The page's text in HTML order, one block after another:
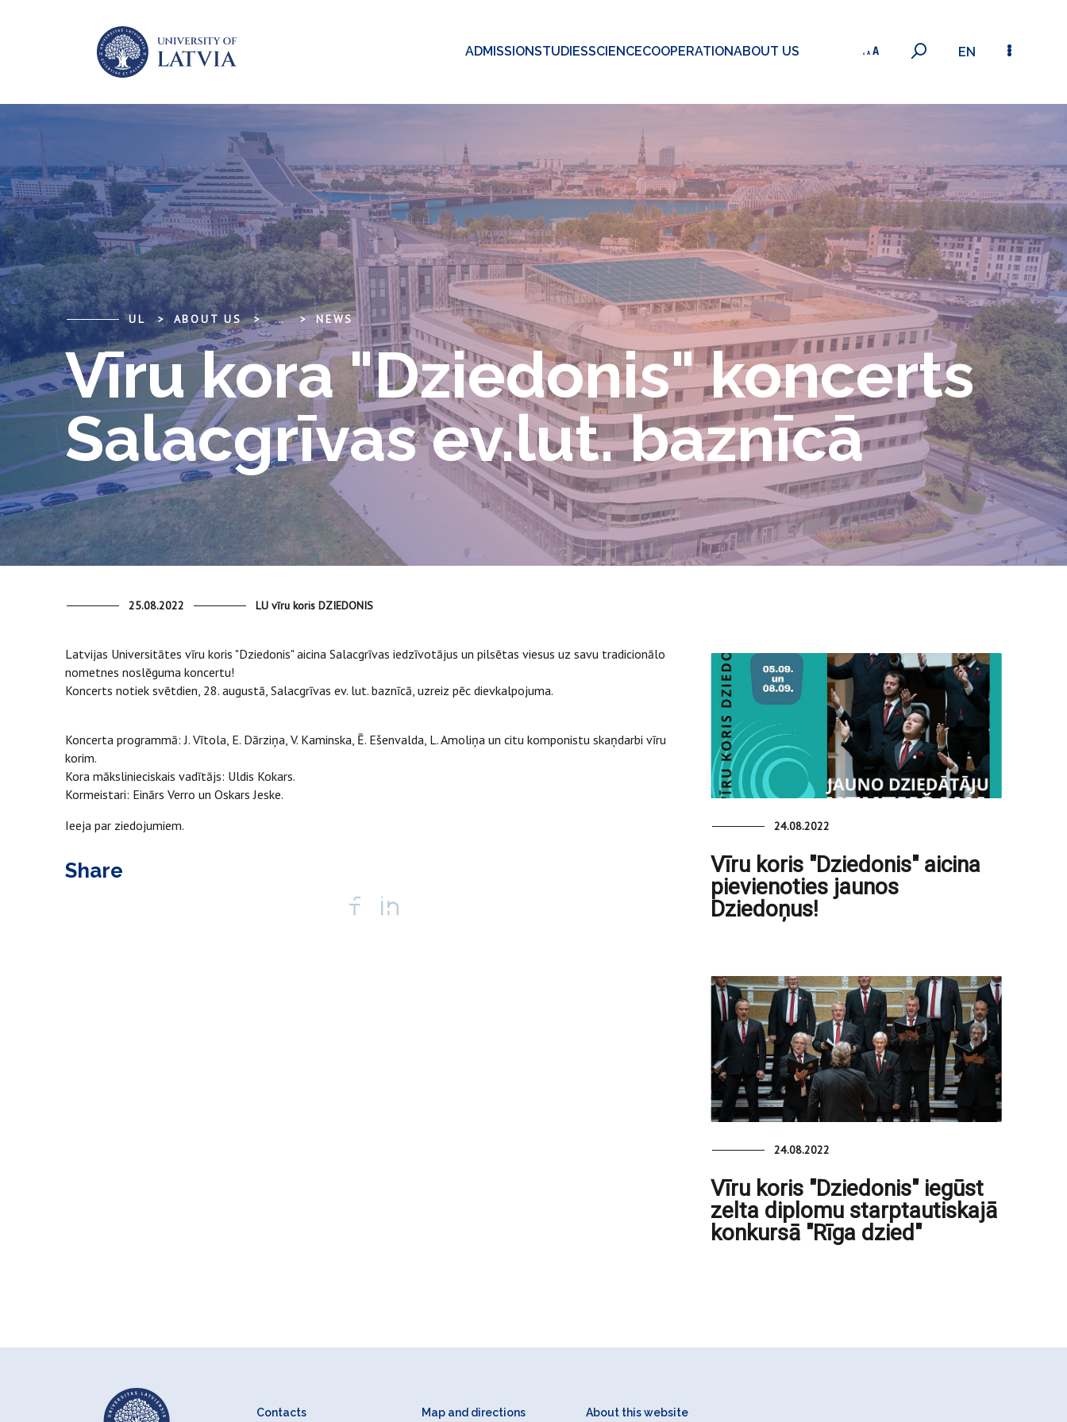
ADMISSIONSTUDIESSCIENCECOOPERATIONABOUT US EN
UL ABOUT US ... NEWS
Vīru kora "Dziedonis" koncerts
Salacgrīvas ev.lut. baznīcā
25.08.2022 LU vīru koris DZIEDONIS
Latvijas Universitātes vīru koris "Dziedonis" aicina Salacgrīvas iedzīvotājus un pilsētas viesus uz savu tradicionālo
nometnes noslēguma koncertu!
Koncerts notiek svētdien, 28. augustā, Salacgrīvas ev. lut. baznīcā, uzreiz pēc dievkalpojuma.
Koncerta programmā: J. Vītola, E. Dārziņa, V. Kaminska, Ē. Ešenvalda, L. Amoliņa un citu komponistu skaņdarbi vīru
korim.
Kora mākslinieciskais vadītājs: Uldis Kokars.
Kormeistari: Einārs Verro un Oskars Jeske.
Ieeja par ziedojumiem.
Share
24.08.2022
Vīru koris "Dziedonis" aicina
pievienoties jaunos
Dziedoņus!
24.08.2022
Vīru koris "Dziedonis" iegūst
zelta diplomu starptautiskajā
konkursā "Rīga dzied"
Contacts Map and directions About this website